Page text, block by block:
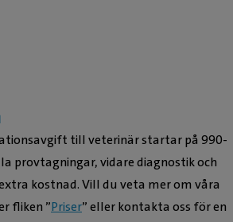
till veterinär startar på 990-
provtagningar, vidare diagnostik och
kostnad. Vill du veta mer om våra
fliken ”Priser” eller kontakta oss för en